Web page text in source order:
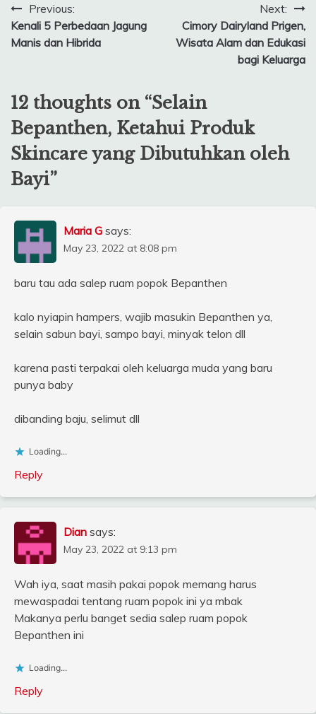
Post
navigation
Previous:
Kenali 5 Perbedaan Jagung
Manis dan Hibrida
Next:
Cimory Dairyland Prigen,
Wisata Alam dan Edukasi
bagi Keluarga
12 thoughts on “Selain
Bepanthen, Ketahui Produk
Skincare yang Dibutuhkan oleh
Bayi”
Maria G says:
May 23, 2022 at 8:08 pm
baru tau ada salep ruam popok Bepanthen
kalo nyiapin hampers, wajib masukin Bepanthen ya,
selain sabun bayi, sampo bayi, minyak telon dll
karena pasti terpakai oleh keluarga muda yang baru
punya baby
dibanding baju, selimut dll
Loading...
Reply
Dian says:
May 23, 2022 at 9:13 pm
Wah iya, saat masih pakai popok memang harus
mewaspadai tentang ruam popok ini ya mbak
Makanya perlu banget sedia salep ruam popok
Bepanthen ini
Loading...
Reply